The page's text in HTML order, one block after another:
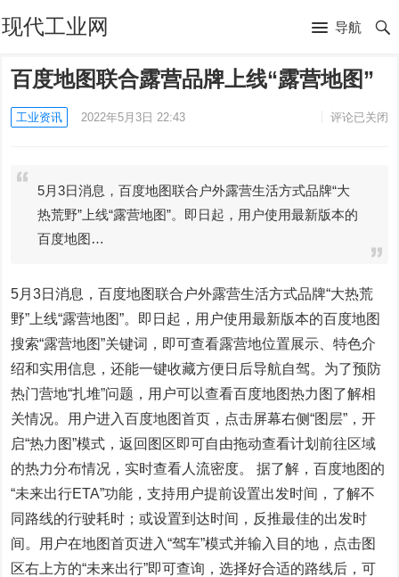
现代工业网 导航
百度地图联合露营品牌上线“露营地图”
工业资讯 2022年5月3日 22:43 评论已关闭
5月3日消息，百度地图联合户外露营生活方式品牌“大
热荒野”上线“露营地图”。即日起，用户使用最新版本的
百度地图…
5月3日消息，百度地图联合户外露营生活方式品牌“大热荒
野”上线“露营地图”。即日起，用户使用最新版本的百度地图
搜索“露营地图”关键词，即可查看露营地位置展示、特色介
绍和实用信息，还能一键收藏方便日后导航自驾。为了预防
热门营地“扎堆”问题，用户可以查看百度地图热力图了解相
关情况。用户进入百度地图首页，点击屏幕右侧“图层”，开
启“热力图”模式，返回图区即可自由拖动查看计划前往区域
的热力分布情况，实时查看人流密度。 据了解，百度地图的
“未来出行ETA”功能，支持用户提前设置出发时间，了解不
同路线的行驶耗时；或设置到达时间，反推最佳的出发时
间。用户在地图首页进入“驾车”模式并输入目的地，点击图
区右上方的“未来出行”即可查询，选择好合适的路线后，可